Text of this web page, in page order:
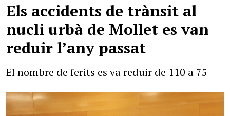
Els accidents de trànsit al
nucli urbà de Mollet es van
reduir l’any passat
El nombre de ferits es va reduir de 110 a 75